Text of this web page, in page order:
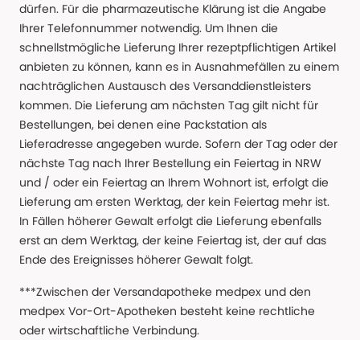
dürfen. Für die pharmazeutische Klärung ist die Angabe
Ihrer Telefonnummer notwendig. Um Ihnen die
schnellstmögliche Lieferung Ihrer rezeptpflichtigen Artikel
anbieten zu können, kann es in Ausnahmefällen zu einem
nachträglichen Austausch des Versanddienstleisters
kommen. Die Lieferung am nächsten Tag gilt nicht für
Bestellungen, bei denen eine Packstation als
Lieferadresse angegeben wurde. Sofern der Tag oder der
nächste Tag nach Ihrer Bestellung ein Feiertag in NRW
und / oder ein Feiertag an Ihrem Wohnort ist, erfolgt die
Lieferung am ersten Werktag, der kein Feiertag mehr ist.
In Fällen höherer Gewalt erfolgt die Lieferung ebenfalls
erst an dem Werktag, der keine Feiertag ist, der auf das
Ende des Ereignisses höherer Gewalt folgt.
***Zwischen der Versandapotheke medpex und den
medpex Vor-Ort-Apotheken besteht keine rechtliche
oder wirtschaftliche Verbindung.